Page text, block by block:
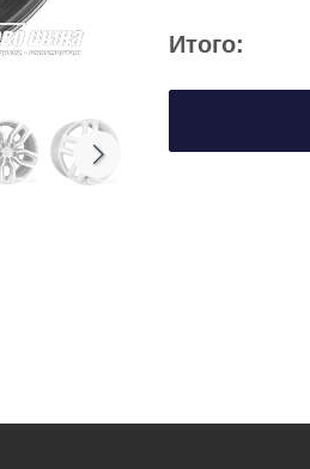
Итого: